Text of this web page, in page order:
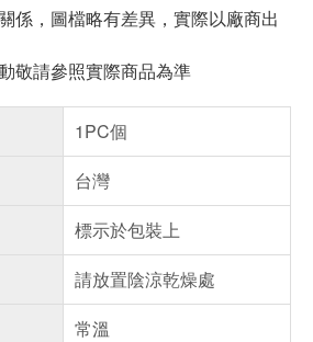
係，圖檔略有差異，實際以廠商出
敬請參照實際商品為準
1PC個
台灣
標示於包裝上
請放置陰涼乾燥處
常溫